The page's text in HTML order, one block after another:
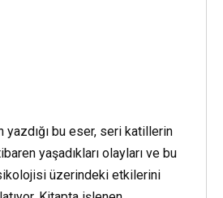
yazdığı bu eser, seri katillerin
yaşadıkları olayları ve bu
üzerindeki etkilerini